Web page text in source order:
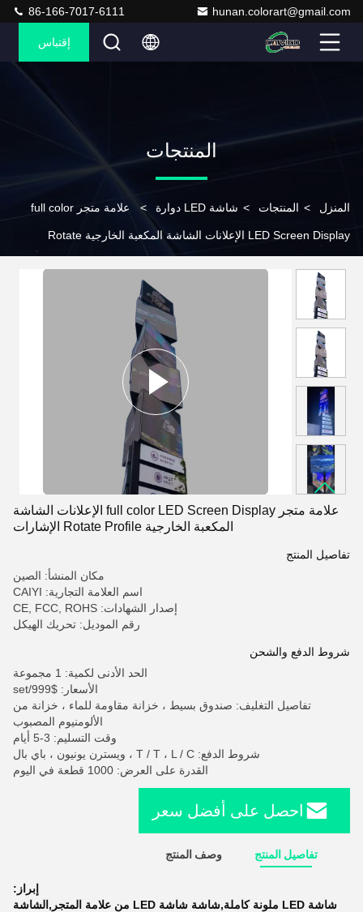
hunan.colorart@gmail.com
86-166-7017-6111
إقتباس
المنتجات
المنزل > المنتجات > شاشة LED دوارة > علامة متجر full color
LED Screen Display الإعلانات الشاشة المكعبة الخارجية Rotate
علامة متجر full color LED Screen Display الإعلانات الشاشة
المكعبة الخارجية Rotate Profile الإشارات
تفاصيل المنتج
مكان المنشأ: الصين
اسم العلامة التجارية: CAIYI
إصدار الشهادات: CE, FCC, ROHS
رقم الموديل: تحريك الهيكل
شروط الدفع والشحن
الحد الأدنى لكمية: 1 مجموعة
الأسعار: $999/set
تفاصيل التغليف: صندوق بسيط ، خزانة مقاومة للماء ، خزانة من
الألومنيوم المصبوب
وقت التسليم: 3-5 أيام
شروط الدفع: T / T ، L / C ، ويسترن يونيون ، باي بال
القدرة على العرض: 1000 قطعة في اليوم
احصل على أفضل سعر
تفاصيل المنتج وصف المنتج
إبراز:
شاشة LED ملونة كاملة,شاشة شاشة LED من علامة المتجر,الشاشة